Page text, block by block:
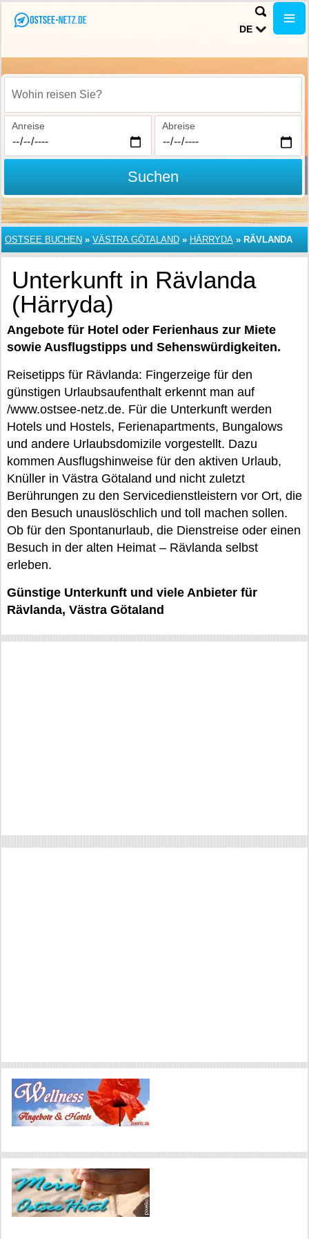
DE
Wohin reisen Sie?
Anreise Abreise
Suchen
OSTSEE BUCHEN » VÄSTRA GÖTALAND » HÄRRYDA » RÄVLANDA
Unterkunft in Rävlanda
(Härryda)
Angebote für Hotel oder Ferienhaus zur Miete
sowie Ausflugstipps und Sehenswürdigkeiten.
Reisetipps für Rävlanda: Fingerzeige für den
günstigen Urlaubsaufenthalt erkennt man auf
/www.ostsee-netz.de. Für die Unterkunft werden
Hotels und Hostels, Ferienapartments, Bungalows
und andere Urlaubsdomizile vorgestellt. Dazu
kommen Ausflugshinweise für den aktiven Urlaub,
Knüller in Västra Götaland und nicht zuletzt
Berührungen zu den Servicedienstleistern vor Ort, die
den Besuch unauslöschlich und toll machen sollen.
Ob für den Spontanurlaub, die Dienstreise oder einen
Besuch in der alten Heimat – Rävlanda selbst
erleben.
Günstige Unterkunft und viele Anbieter für
Rävlanda, Västra Götaland